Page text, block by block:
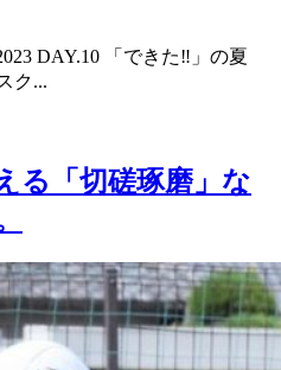
DAY.10 「できた‼︎」の夏
ク...
る「切磋琢磨」な